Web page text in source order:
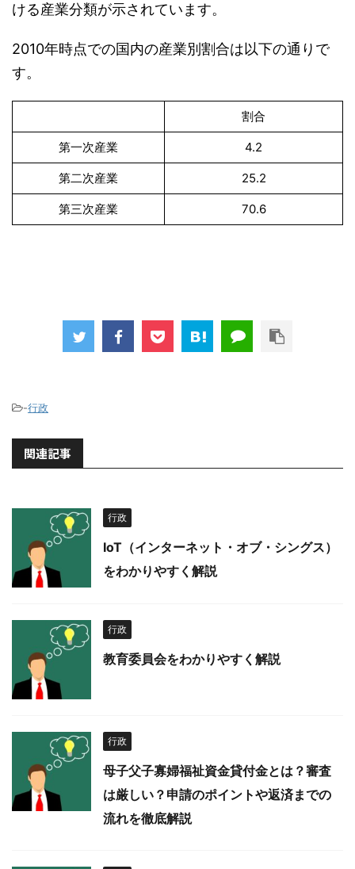
ける産業分類が示されています。
2010年時点での国内の産業別割合は以下の通りで
す。
割合
第一次産業 4.2
第二次産業 25.2
第三次産業 70.6
-行政
関連記事
行政
IoT（インターネット・オブ・シングス）
をわかりやすく解説
行政
教育委員会をわかりやすく解説
行政
母子父子寡婦福祉資金貸付金とは？審査
は厳しい？申請のポイントや返済までの
流れを徹底解説